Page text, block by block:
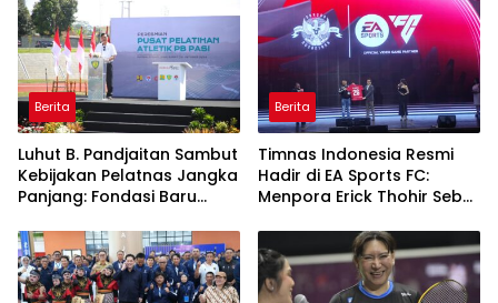
Berita
Luhut B. Pandjaitan Sambut
Kebijakan Pelatnas Jangka
Panjang: Fondasi Baru
Nasional
Berita
Timnas Indonesia Resmi
Hadir di EA Sports FC:
Menpora Erick Thohir Sebut
Naik Level